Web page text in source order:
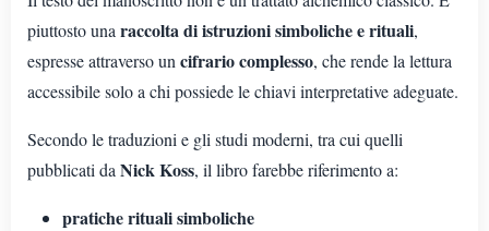
piuttosto una raccolta di istruzioni simboliche e rituali,
espresse attraverso un cifrario complesso, che rende la lettura
accessibile solo a chi possiede le chiavi interpretative adeguate.
Secondo le traduzioni e gli studi moderni, tra cui quelli
pubblicati da Nick Koss, il libro farebbe riferimento a:
pratiche rituali simboliche